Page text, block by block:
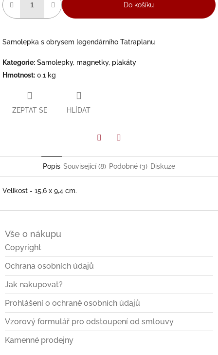
Do košíku
Samolepka s obrysem legendárního Tatraplanu
Kategorie: Samolepky, magnetky, plakáty
Hmotnost: 0.1 kg
ZEPTAT SE HLÍDAT
Popis Související (8) Podobné (3) Diskuze
Velikost - 15,6 x 9,4 cm.
Vše o nákupu
Copyright
Ochrana osobních údajů
Jak nakupovat?
Prohlášení o ochraně osobních údajů
Vzorový formulář pro odstoupení od smlouvy
Kamenné prodejny